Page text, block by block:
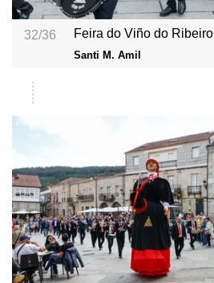
32/36 Feira do Viño do Ribeiro
Santi M. Amil